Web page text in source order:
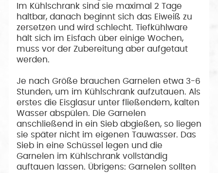
Im Kühlschrank sind sie maximal 2 Tage
haltbar, danach beginnt sich das Eiweiß zu
zersetzen und wird schlecht. Tiefkühlware
hält sich im Eisfach über einige Wochen,
muss vor der Zubereitung aber aufgetaut
werden.
Je nach Größe brauchen Garnelen etwa 3-6
Stunden, um im Kühlschrank aufzutauen. Als
erstes die Eisglasur unter fließendem, kalten
Wasser abspülen. Die Garnelen
anschließend in ein Sieb abgießen, so liegen
sie später nicht im eigenen Tauwasser. Das
Sieb in eine Schüssel legen und die
Garnelen im Kühlschrank vollständig
auftauen lassen. Übrigens: Garnelen sollten